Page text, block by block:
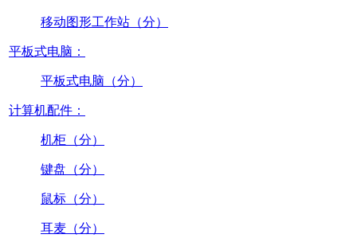
移动图形工作站（分）
平板式电脑：
平板式电脑（分）
计算机配件：
机柜（分）
键盘（分）
鼠标（分）
耳麦（分）